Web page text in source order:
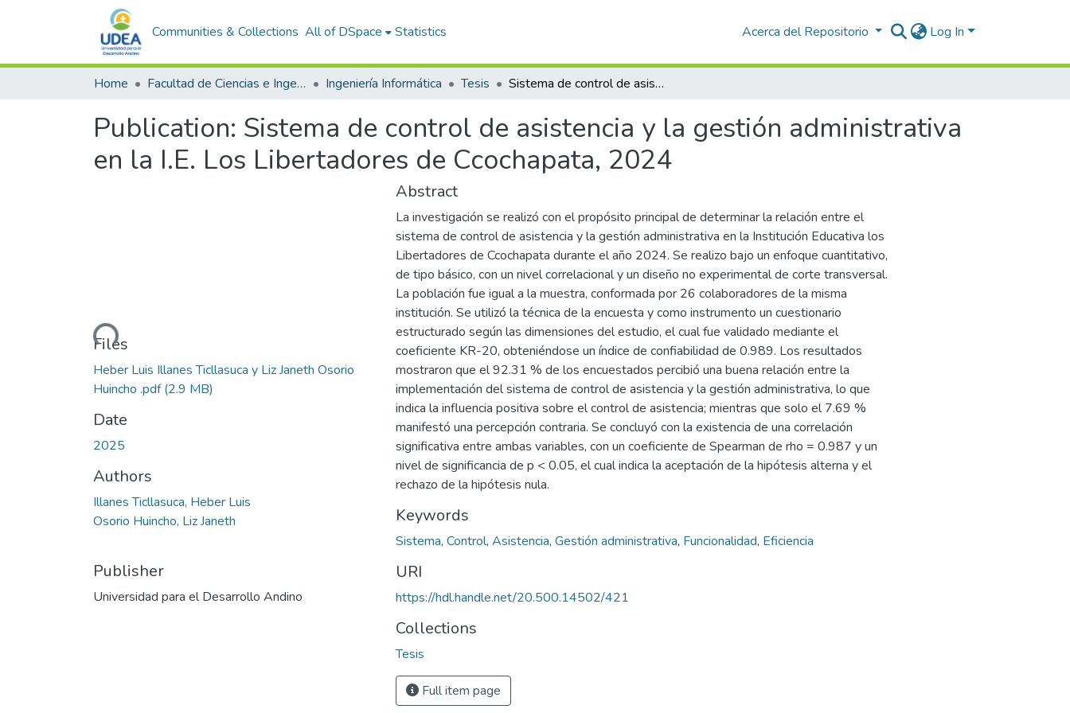
Communities & Collections All of DSpace Statistics Acerca del Repositorio Log In
Home Facultad de Ciencias e Ingeniería Ingeniería Informática Tesis Sistema de control de asistencia y la gestión administrativa en la I.E. Los Libertadores de Ccochapata, 2024
Publication: Sistema de control de asistencia y la gestión administrativa
en la I.E. Los Libertadores de Ccochapata, 2024
Loading...
Files
Heber Luis Illanes Ticllasuca y Liz Janeth Osorio
Huincho .pdf(2.9 MB)
Date
2025
Authors
Illanes Ticllasuca, Heber Luis
Osorio Huincho, Liz Janeth
Publisher
Universidad para el Desarrollo Andino
Abstract
La investigación se realizó con el propósito principal de determinar la relación entre el
sistema de control de asistencia y la gestión administrativa en la Institución Educativa los
Libertadores de Ccochapata durante el año 2024. Se realizo bajo un enfoque cuantitativo,
de tipo básico, con un nivel correlacional y un diseño no experimental de corte transversal.
La población fue igual a la muestra, conformada por 26 colaboradores de la misma
institución. Se utilizó la técnica de la encuesta y como instrumento un cuestionario
estructurado según las dimensiones del estudio, el cual fue validado mediante el
coeficiente KR-20, obteniéndose un índice de confiabilidad de 0.989. Los resultados
mostraron que el 92.31 % de los encuestados percibió una buena relación entre la
implementación del sistema de control de asistencia y la gestión administrativa, lo que
indica la influencia positiva sobre el control de asistencia; mientras que solo el 7.69 %
manifestó una percepción contraria. Se concluyó con la existencia de una correlación
significativa entre ambas variables, con un coeficiente de Spearman de rho = 0.987 y un
nivel de significancia de p < 0.05, el cual indica la aceptación de la hipótesis alterna y el
rechazo de la hipótesis nula.
Keywords
Sistema, Control, Asistencia, Gestión administrativa, Funcionalidad, Eficiencia
URI
https://hdl.handle.net/20.500.14502/421
Collections
Tesis
Full item page